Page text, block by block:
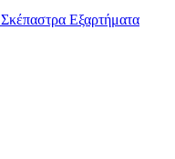
Σκέπαστρα Εξαρτήματα